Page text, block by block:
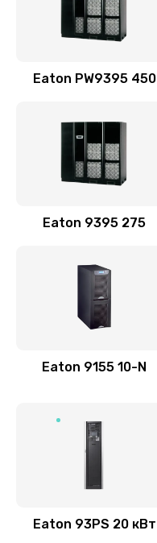
Eaton PW9395 450
Eaton 9395 275
Eaton 9155 10-N
Eaton 93PS 20 кВт